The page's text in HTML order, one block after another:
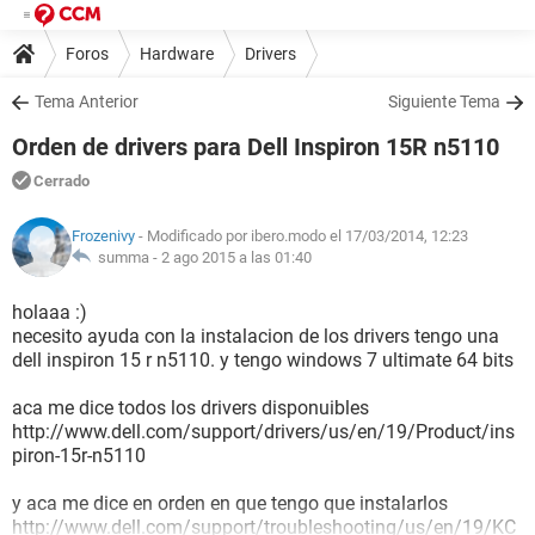
Foros Hardware Drivers
Tema Anterior Siguiente Tema
Orden de drivers para Dell Inspiron 15R n5110
Cerrado
Frozenivy - Modificado por ibero.modo el 17/03/2014, 12:23
summa - 2 ago 2015 a las 01:40
holaaa :)
necesito ayuda con la instalacion de los drivers tengo una
dell inspiron 15 r n5110. y tengo windows 7 ultimate 64 bits
aca me dice todos los drivers disponuibles
http://www.dell.com/support/drivers/us/en/19/Product/ins
piron-15r-n5110
y aca me dice en orden en que tengo que instalarlos
http://www.dell.com/support/troubleshooting/us/en/19/KC